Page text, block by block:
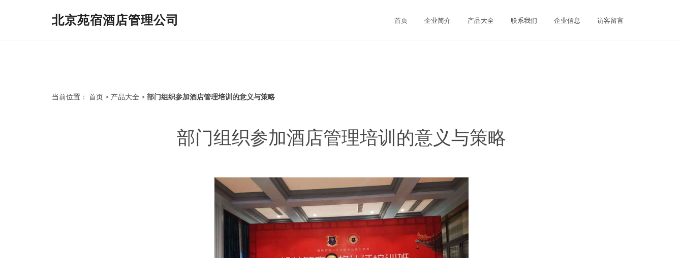
北京苑宿酒店管理公司 首页 企业简介 产品大全 联系我们 企业信息 访客留言
当前位置： 首页 > 产品大全 > 部门组织参加酒店管理培训的意义与策略
部门组织参加酒店管理培训的意义与策略